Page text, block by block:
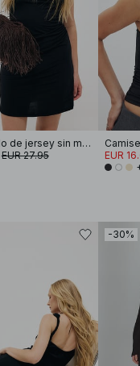
Minivestido de jersey sin mangas
EUR 27.95
EUR
-30%